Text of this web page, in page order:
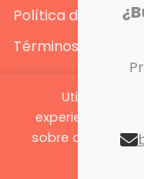
Política de Cookies
Términos y
Utilizamos
experiencia en
sobre qué